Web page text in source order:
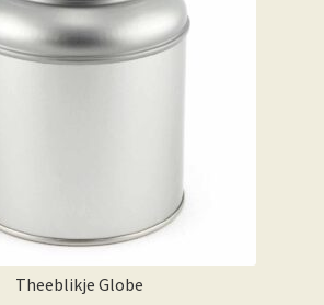
Theeblikje Globe